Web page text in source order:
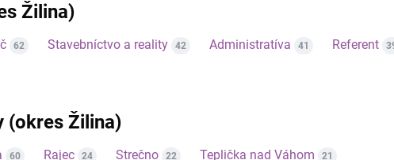
Žilina)
62 Stavebníctvo a reality 42 Administratíva 41 Referent
(okres Žilina)
60 Rajec 24 Strečno 22 Teplička nad Váhom 21